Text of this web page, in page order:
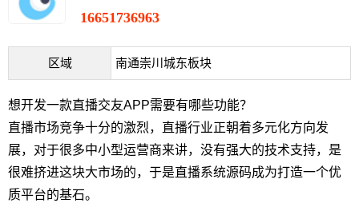
16651736963
区域 南通崇川城东板块
想开发一款直播交友APP需要有哪些功能？
直播市场竞争十分的激烈，直播行业正朝着多元化方向发
展，对于很多中小型运营商来讲，没有强大的技术支持，是
很难挤进这块大市场的，于是直播系统源码成为打造一个优
质平台的基石。